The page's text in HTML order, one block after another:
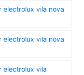
electrolux vila nova
electrolux vila nova
electrolux vila